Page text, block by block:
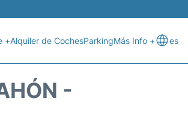
+Alquiler de CochesParkingMás Info + es
-